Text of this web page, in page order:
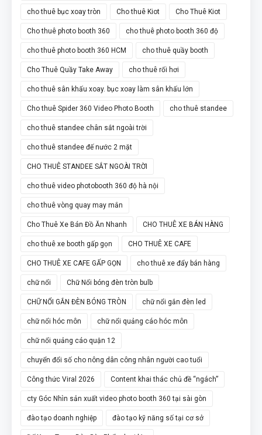
cho thuê bục xoay tròn Cho thuê Kiot Cho Thuê Kiot
Cho thuê photo booth 360 cho thuê photo booth 360 độ
cho thuê photo booth 360 HCM cho thuê quầy booth
Cho Thuê Quầy Take Away cho thuê rối hơi
cho thuê sân khấu xoay. bục xoay làm sân khấu lớn
Cho thuê Spider 360 Video Photo Booth cho thuê standee
cho thuê standee chân sắt ngoài trời
cho thuê standee đế nước 2 mặt
CHO THUÊ STANDEE SẮT NGOÀI TRỜI
cho thuê video photobooth 360 độ hà nội
cho thuê vòng quay may mắn
Cho Thuê Xe Bán Đồ Ăn Nhanh CHO THUÊ XE BÁN HÀNG
cho thuê xe booth gấp gọn CHO THUÊ XE CAFE
CHO THUÊ XE CAFE GẤP GỌN cho thuê xe đẩy bán hàng
chữ nổi Chữ Nổi bóng đèn tròn bulb
CHỮ NỔI GẮN ĐÈN BÓNG TRÒN chữ nổi gắn đèn led
chữ nổi hóc môn chữ nổi quảng cáo hóc môn
chữ nổi quảng cáo quận 12
chuyển đổi số cho nông dân công nhân người cao tuổi
Công thức Viral 2026 Content khai thác chủ đề “ngách”
cty Góc Nhìn sản xuất video photo booth 360 tại sài gòn
đào tạo doanh nghiệp đào tạo kỹ năng số tại cơ sở